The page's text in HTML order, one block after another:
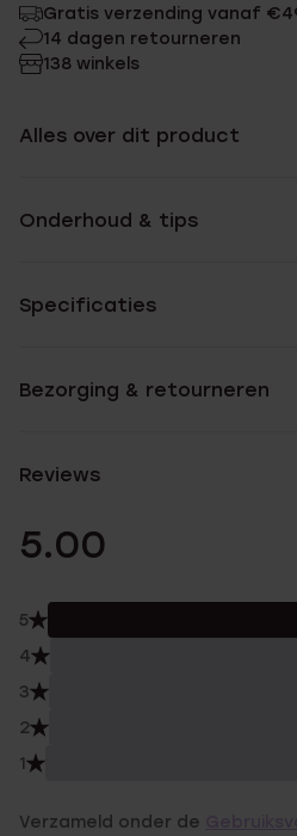
Gratis verzending vanaf
14 dagen retourneren
138 winkels
Alles over dit product
Onderhoud & tips
Specificaties
Bezorging & retourneren
Reviews
5.00
5
4
3
2
1
Verzameld onder de